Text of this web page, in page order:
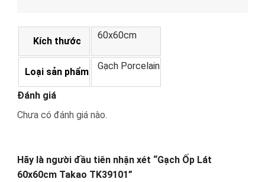
Kích thước
60x60cm
Loại sản phẩm
Gạch Porcelain
Đánh giá
Chưa có đánh giá nào.
Hãy là người đầu tiên nhận xét “Gạch Ốp Lát
60x60cm Takao TK39101”